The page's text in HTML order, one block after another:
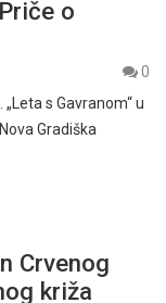
o
0
s Gavranom“ u
Gradiška
Crvenog
križa